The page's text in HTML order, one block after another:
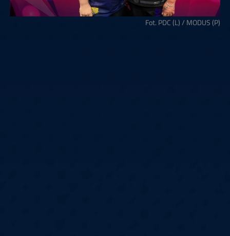
Fot. PDC (L) / MODUS (P)